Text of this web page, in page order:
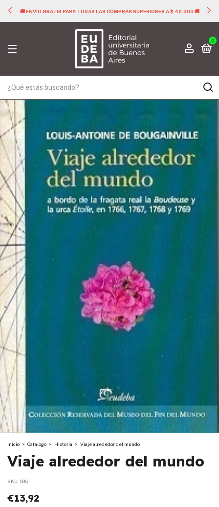
🚚 ENVÍO GRATIS PARA TODAS LAS COMPRAS SUPERIORES A $ 40.000 🚚
0
Inicio > Catalogo > Historia > Viaje alrededor del mundo
Viaje alrededor del mundo
SKU: 595
€13,92